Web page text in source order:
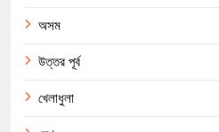
অসম
উত্তর পূর্ব
খেলাধুলা